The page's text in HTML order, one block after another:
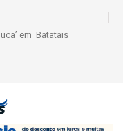
Liga 2026: Equipes rompem